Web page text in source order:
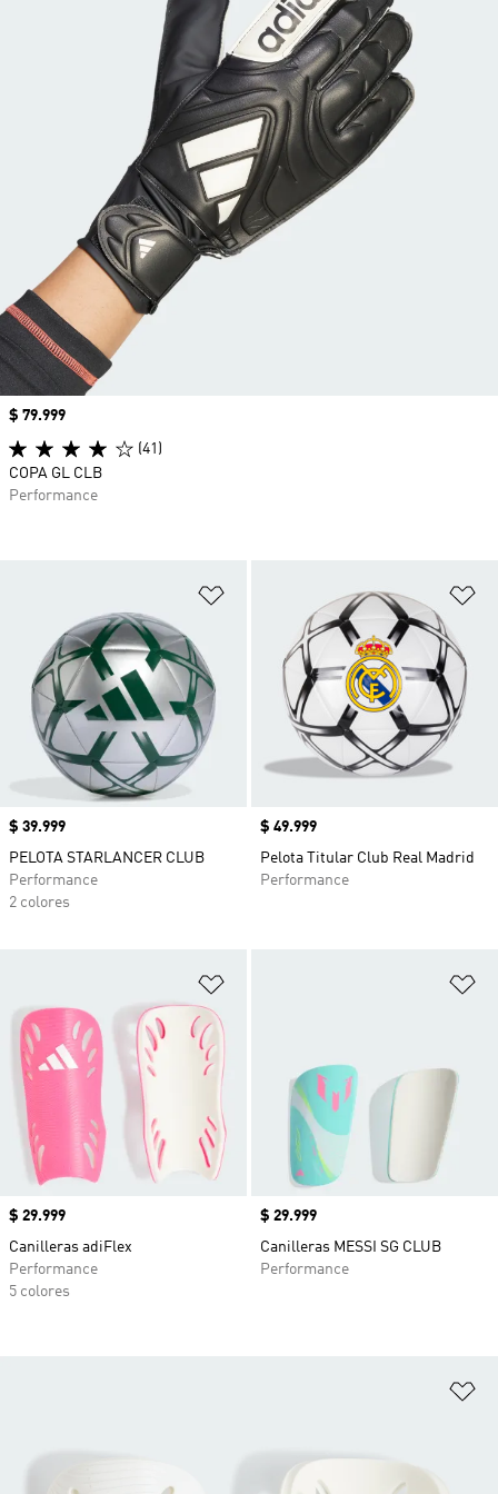
Añadir a la lista de deseos
Precio
$ 39.999
PELOTA STARLANCER CLUB
Performance
2 colores
Precio
$ 49.999
Pelota Titular Club Real Madrid
Performance
Precio
$ 29.999
Canilleras adiFlex
Performance
5 colores
Precio
$ 29.999
Canilleras MESSI SG CLUB
Performance
Precio
$ 79.999
(41)
COPA GL CLB
Performance